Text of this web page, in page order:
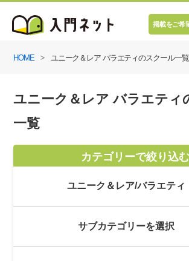
掲載をご希
HOME ユニーク＆レア バラエティのスクール一覧
ユニーク＆レア バラエティ
一覧
カテゴリーで絞り込む